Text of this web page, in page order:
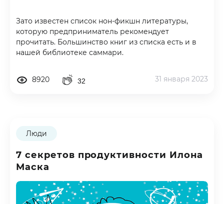
Зато известен список нон-фикшн литературы,
которую предприниматель рекомендует
прочитать. Большинство книг из списка есть и в
нашей библиотеке саммари.
8920 32 31 января 2023
Люди
7 секретов продуктивности Илона
Маска